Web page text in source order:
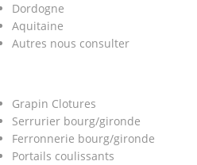
Dordogne
Aquitaine
Autres nous consulter
Grapin Clotures
Serrurier bourg/gironde
Ferronnerie bourg/gironde
Portails coulissants